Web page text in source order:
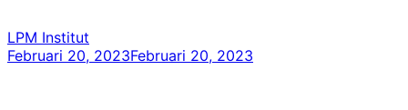
LPM Institut
Februari 20, 2023Februari 20, 2023